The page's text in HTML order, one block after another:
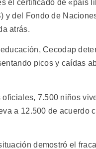
el certificado de «país
y del Fondo de
atrás.
Cecodap
picos y caídas
oficiales, 7.500 niños
a 12.500 de acuerdo
demostró el